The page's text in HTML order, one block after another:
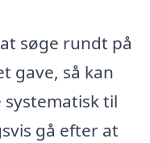
søge rundt på
gave, så kan
til
gå efter at